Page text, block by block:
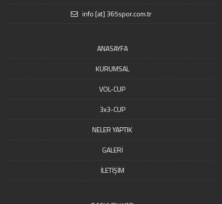
info [at] 365spor.com.tr
ANASAYFA
KURUMSAL
VOL-CUP
3x3-CUP
NELER YAPTIK
GALERİ
İLETİŞİM